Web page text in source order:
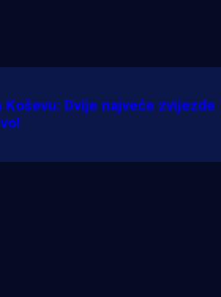
Dvije najveće zvijezde